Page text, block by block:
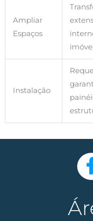
Ampliar
Espaços
Instalação